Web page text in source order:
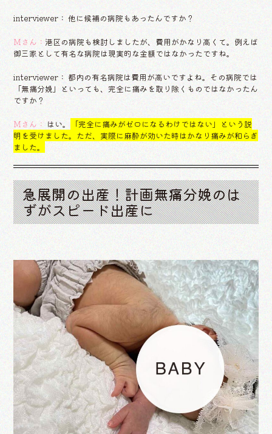
interviewer： 他に候補の病院もあったんですか？
Mさん：港区の病院も検討しましたが、費用がかなり高くて。例えば
御三家として有名な病院は現実的な金額ではなかったですね。
interviewer： 都内の有名病院は費用が高いですよね。その病院では
「無痛分娩」といっても、完全に痛みを取り除くものではなかったん
ですか？
Mさん： はい。
「完全に痛みがゼロになるわけではない」という説
明を受けました。ただ、実際に麻酔が効いた時はかなり痛みが和らぎ
ました。
急展開の出産！計画無痛分娩のは
ずがスピード出産に